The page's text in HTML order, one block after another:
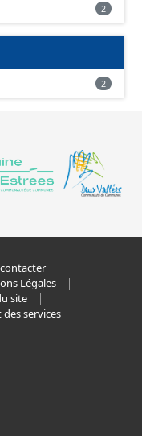
2
2
Légales
site
services